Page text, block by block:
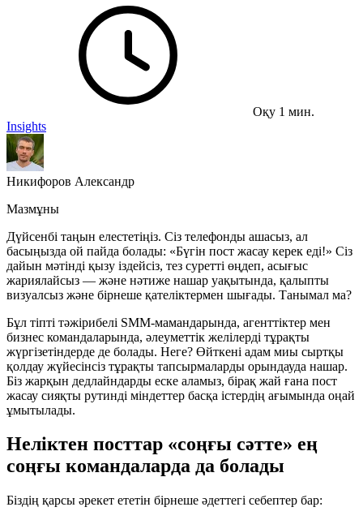
Оқу 1 мин.
Insights
Никифоров Александр
Мазмұны
Дүйсенбі таңын елестетіңіз. Сіз телефонды ашасыз, ал
басыңызда ой пайда болады: «Бүгін пост жасау керек еді!» Сіз
дайын мәтінді қызу іздейсіз, тез суретті өңдеп, асығыс
жариялайсыз — және нәтиже нашар уақытында, қалыпты
визуалсыз және бірнеше қателіктермен шығады. Танымал ма?
Бұл тіпті тәжірибелі SMM-мамандарында, агенттіктер мен
бизнес командаларында, әлеуметтік желілерді тұрақты
жүргізетіндерде де болады. Неге? Өйткені адам миы сыртқы
қолдау жүйесінсіз тұрақты тапсырмаларды орындауда нашар.
Біз жарқын дедлайндарды еске аламыз, бірақ жай ғана пост
жасау сияқты рутинді міндеттер басқа істердің ағымында оңай
ұмытылады.
Неліктен посттар «соңғы сәтте» ең
соңғы командаларда да болады
Біздің қарсы әрекет ететін бірнеше әдеттегі себептер бар: